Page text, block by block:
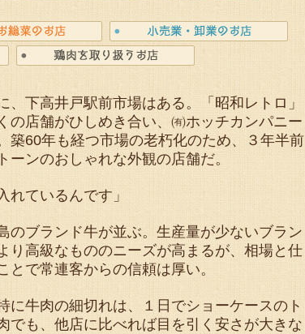
下高井戸駅前市場はある。「昭和レトロ」
の店舗がひしめき合い、㈲ホッチカンパニー
築60年も経つ市場の老朽化のため、３年半前
ンのおしゃれな外観の店舗だ。
ているんです」
ブランド牛が並ぶ。生産量が少ないブラン
り高級なもののニーズが高まるが、相場と仕
で常連客からの信頼は厚い。
牛肉の細切れは、１日でショーケースのト
でも、他店に比べれば目を引く安さが大きな